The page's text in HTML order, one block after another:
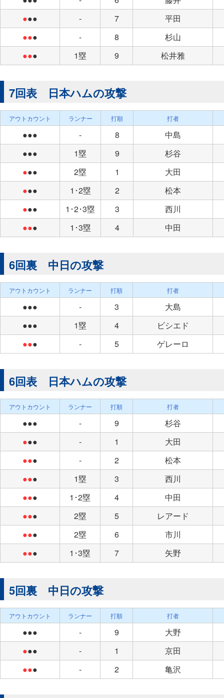
●●● - 7
平田
●●● - 8
杉山
●●● 1塁 9 松井雅
7回表 日本ハムの攻撃
アウトカウント ランナー 打順 打者
●●● - 8
中島
●●●
1塁 9
杉谷
●●● 2塁 1
大田
●●● 1･2塁 2
松本
●●● 1･2･3塁 3
西川
●●● 1･3塁 4 中田
6回裏 中日の攻撃
アウトカウント ランナー 打順 打者
●●● - 3
大島
●●●
1塁 4
ビシエド
●●● - 5 ゲレーロ
6回表 日本ハムの攻撃
アウトカウント ランナー 打順 打者
●●● - 9
杉谷
●●● - 1
大田
●●● - 2
松本
●●● 1塁 3
西川
●●● 1･2塁 4
中田
●●● 2塁 5
レアード
●●● 2塁 6
市川
●●● 1･3塁 7 矢野
5回裏 中日の攻撃
アウトカウント ランナー 打順 打者
●●● - 9
大野
●●● - 1
京田
●●● - 2 亀沢